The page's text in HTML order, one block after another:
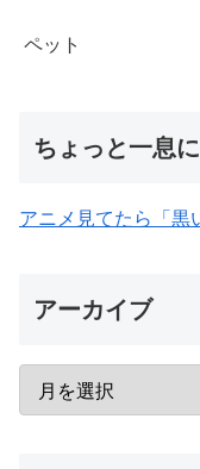
ペット
ちょっと一息に
アニメ見てたら「黒
アーカイブ